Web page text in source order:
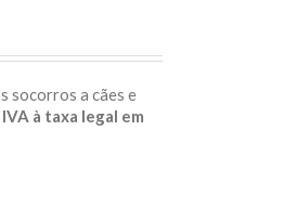
socorros a cães e
à taxa legal em